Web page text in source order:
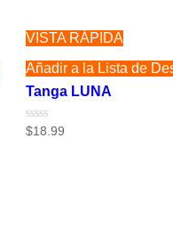
VISTA RÁPIDA
Añadir a la Lista de
Tanga LUNA
Valorado
$18.99